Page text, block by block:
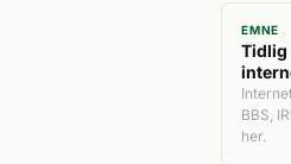
EMNE
Tidlig
BBS,
her.